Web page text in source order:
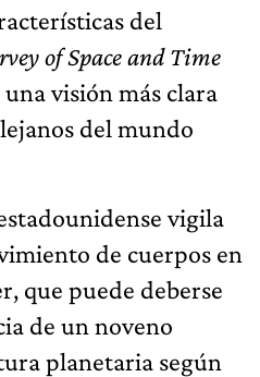
del
of Space and Time
visión más clara
del mundo
vigila
de cuerpos en
que puede deberse
de un noveno
planetaria según